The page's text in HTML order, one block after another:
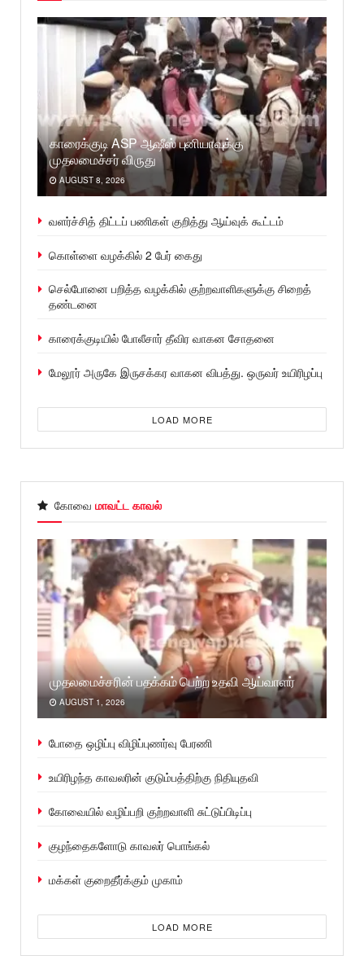
காரைக்குடி ASP ஆஷீஸ் புனியாவுக்கு
முதலமைச்சர் விருது
AUGUST 8, 2026
வளர்ச்சித் திட்டப் பணிகள் குறித்து ஆய்வுக் கூட்டம்
கொள்ளை வழக்கில் 2 பேர் கைது
செல்போனை பறித்த வழக்கில் குற்றவாளிகளுக்கு சிறைத்
தண்டனை
காரைக்குடியில் போலீசார் தீவிர வாகன சோதனை
மேலூர் அருகே இருசக்கர வாகன விபத்து. ஒருவர் உயிரிழப்பு
LOAD MORE
கோவை மாவட்ட காவல்
முதலமைச்சரின் பதக்கம் பெற்ற உதவி ஆய்வாளர்
AUGUST 1, 2026
போதை ஒழிப்பு விழிப்புணர்வு பேரணி
உயிரிழந்த காவலரின் குடும்பத்திற்கு நிதியுதவி
கோவையில் வழிப்பறி குற்றவாளி சுட்டுப்பிடிப்பு
குழந்தைகளோடு காவலர் பொங்கல்
மக்கள் குறைதீர்க்கும் முகாம்
LOAD MORE